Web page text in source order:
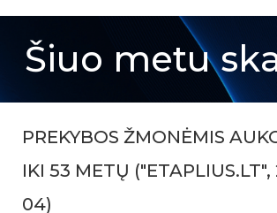
Šiuo metu
PREKYBOS ŽMONĖMIS
IKI 53 METŲ ("ETAPLIUS.LT",
04)